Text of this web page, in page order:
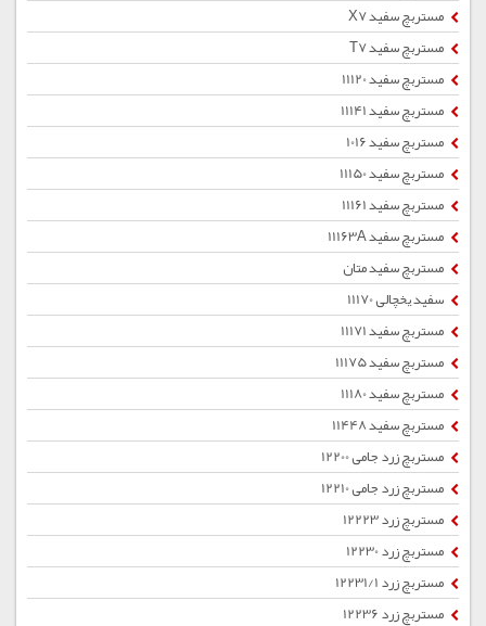
مستربچ سفید X7
مستربچ سفید T7
مستربچ سفید 11120
مستربچ سفید 11141
مستربچ سفید 1016
مستربچ سفید 11150
مستربچ سفید 11161
مستربچ سفید 11163A
مستربچ سفید متان
سفید یخچالی 11170
مستربچ سفید 11171
مستربچ سفید 11175
مستربچ سفید 11180
مستربچ سفید 11448
مستربچ زرد جامی 12200
مستربچ زرد جامی 12210
مستربچ زرد 12223
مستربچ زرد 12230
مستربچ زرد 12231/1
مستربچ زرد 12236